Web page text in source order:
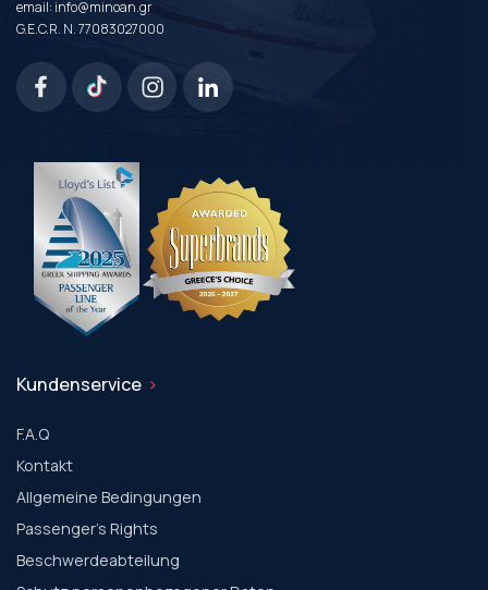
email:info@minoan.gr
G.E.C.R. N. 77083027000
Kundenservice
F.A.Q
Kontakt
Allgemeine Bedingungen
Passenger's Rights
Beschwerdeabteilung